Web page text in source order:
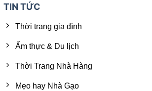
TIN TỨC
Thời trang gia đình
Ẩm thực & Du lịch
Thời Trang Nhà Hàng
Mẹo hay Nhà Gạo